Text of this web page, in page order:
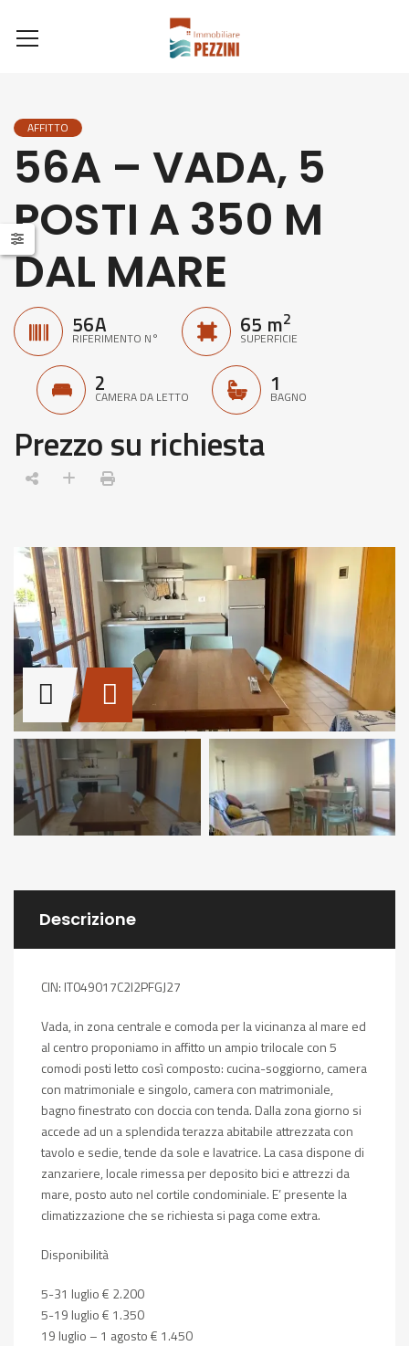
AFFITTO
56A – VADA, 5
POSTI A 350 M
DAL MARE
56A
RIFERIMENTO N° 65 m2
SUPERFICIE
2
CAMERA DA LETTO 1
BAGNO
Prezzo su richiesta
Descrizione
CIN: IT049017C2I2PFGJ27
Vada, in zona centrale e comoda per la vicinanza al mare ed
al centro proponiamo in affitto un ampio trilocale con 5
comodi posti letto così composto: cucina-soggiorno, camera
con matrimoniale e singolo, camera con matrimoniale,
bagno finestrato con doccia con tenda. Dalla zona giorno si
accede ad un a splendida terazza abitabile attrezzata con
tavolo e sedie, tende da sole e lavatrice. La casa dispone di
zanzariere, locale rimessa per deposito bici e attrezzi da
mare, posto auto nel cortile condominiale. E’ presente la
climatizzazione che se richiesta si paga come extra.
Disponibilità
5-31 luglio € 2.200
5-19 luglio € 1.350
19 luglio – 1 agosto € 1.450